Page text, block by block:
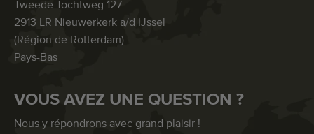
Tweede Tochtweg 127
2913 LR Nieuwerkerk a/d IJssel
(Région de Rotterdam)
Pays-Bas
VOUS AVEZ UNE QUESTION ?
Nous y répondrons avec grand plaisir !